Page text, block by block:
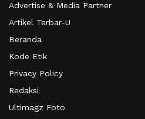
Advertise & Media Partner
Artikel Terbar-U
Beranda
Kode Etik
Privacy Policy
Redaksi
Ultimagz Foto